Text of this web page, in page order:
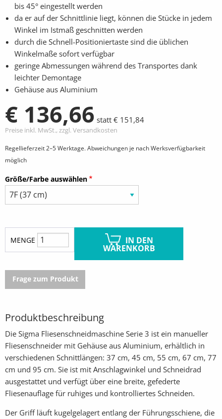
bis 45° eingestellt werden
da er auf der Schnittlinie liegt, können die Stücke in jedem
Winkel im Istmaß geschnitten werden
durch die Schnell-Positioniertaste sind die üblichen
Winkelmaße sofort verfügbar
geringe Abmessungen während des Transportes dank
leichter Demontage
Gehäuse aus Aluminium
€ 136,66 statt € 151,84
Preise inkl. MwSt., zzgl. Versandkosten
Regellieferzeit 2–5 Werktage. Abweichungen je nach Werksverfügbarkeit
möglich
Größe/Farbe auswählen
MENGE IN DEN
WARENKORB
Frage zum Produkt
Produktbeschreibung
Die Sigma Fliesenschneidmaschine Serie 3 ist ein manueller
Fliesenschneider mit Gehäuse aus Aluminium, erhältlich in
verschiedenen Schnittlängen: 37 cm, 45 cm, 55 cm, 67 cm, 77
cm und 95 cm. Sie ist mit Anschlagwinkel und Schneidrad
ausgestattet und verfügt über eine breite, gefederte
Fliesenauflage für ruhiges und kontrolliertes Schneiden.
Der Griff läuft kugelgelagert entlang der Führungsschiene, die